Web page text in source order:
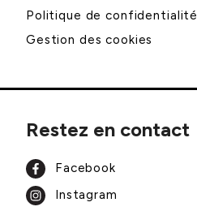
Politique de confidentialité
Gestion des cookies
Restez en contact
Facebook
Instagram